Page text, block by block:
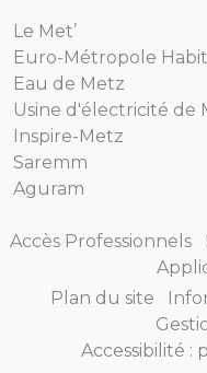
Le Met’
Euro-Métropole
Eau de Metz
Usine d'électricité de
Inspire-Metz
Saremm
Aguram
Accès Professionnels
Plan du site
Accessibilité